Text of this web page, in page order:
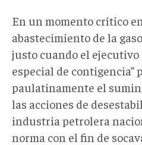
En un momento crítico
abastecimiento de la
justo cuando el
especial de contigencia”
paulatinamente el
las acciones de
industria petrolera
norma con el fin de